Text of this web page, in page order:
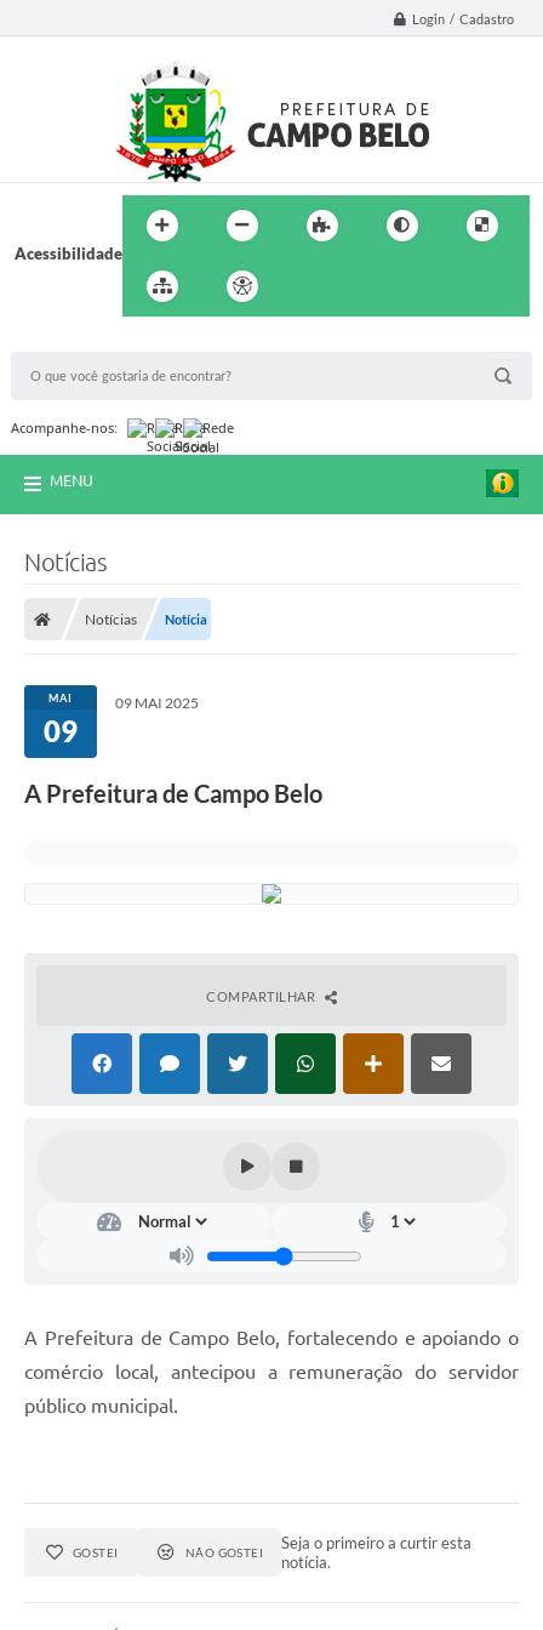
Login / Cadastro
Acessibilidade
Acompanhe-nos:
MENU
Notícias
Notícias Notícia
MAI
09
09 MAI 2025
A Prefeitura de Campo Belo
COMPARTILHAR
A Prefeitura de Campo Belo, fortalecendo e apoiando o
comércio local, antecipou a remuneração do servidor
público municipal.
GOSTEI NÃO GOSTEI
Seja o primeiro a curtir esta
notícia.